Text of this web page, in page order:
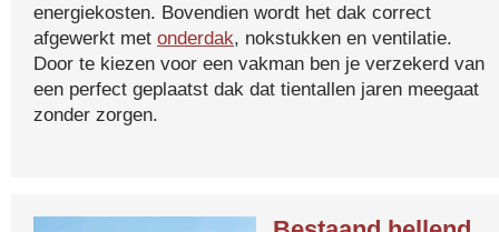
energiekosten. Bovendien wordt het dak correct
afgewerkt met onderdak, nokstukken en ventilatie.
Door te kiezen voor een vakman ben je verzekerd van
een perfect geplaatst dak dat tientallen jaren meegaat
zonder zorgen.